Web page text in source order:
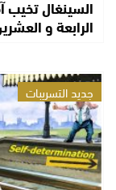
السينغال تخيب
الرابعة و
جديد التسريبات